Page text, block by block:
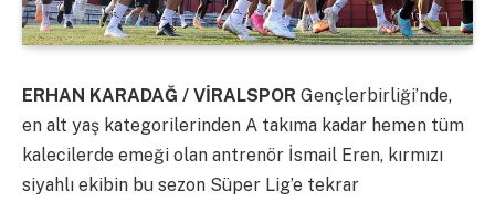
ERHAN KARADAĞ / VİRALSPOR Gençlerbirliği’nde,
en alt yaş kategorilerinden A takıma kadar hemen tüm
kalecilerde emeği olan antrenör İsmail Eren, kırmızı
siyahlı ekibin bu sezon Süper Lig’e tekrar